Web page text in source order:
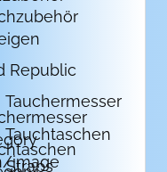
Republic
Tauchermesser
Tauchtaschen
Straps